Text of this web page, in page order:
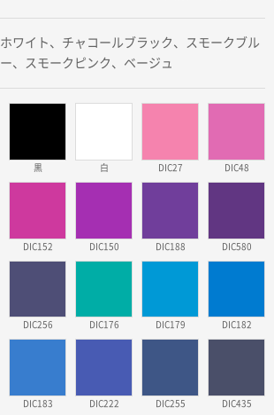
ホワイト、チャコールブラック、スモークブル
ー、スモークピンク、ベージュ
黒 白 DIC27 DIC48
DIC152 DIC150 DIC188 DIC580
DIC256 DIC176 DIC179 DIC182
DIC183 DIC222 DIC255 DIC435